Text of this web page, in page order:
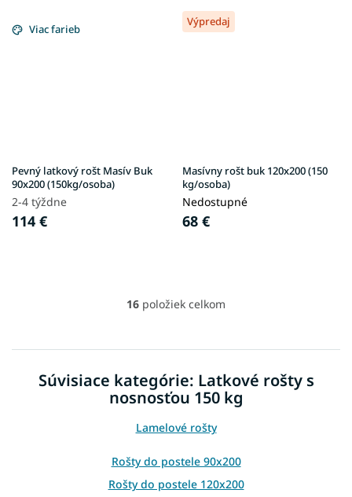
Viac farieb
Pevný latkový rošt Masív Buk
90x200 (150kg/osoba)
2-4 týždne
114 €
Výpredaj
Masívny rošt buk 120x200 (150
kg/osoba)
Nedostupné
68 €
O
á
a
c
e
r
k
16 položiek celkom
Súvisiace kategórie: Latkové rošty s
nosnosťou 150 kg
Lamelové rošty
Rošty do postele 90x200
Rošty do postele 120x200